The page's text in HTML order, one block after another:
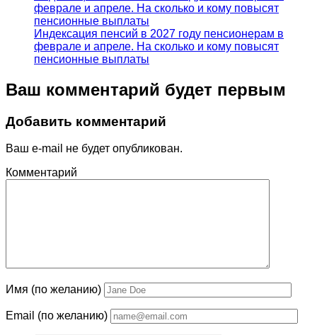
феврале и апреле. На сколько и кому повысят
пенсионные выплаты
Индексация пенсий в 2027 году пенсионерам в
феврале и апреле. На сколько и кому повысят
пенсионные выплаты
Ваш комментарий будет первым
Добавить комментарий
Ваш e-mail не будет опубликован.
Комментарий
Имя (по желанию)
Email (по желанию)